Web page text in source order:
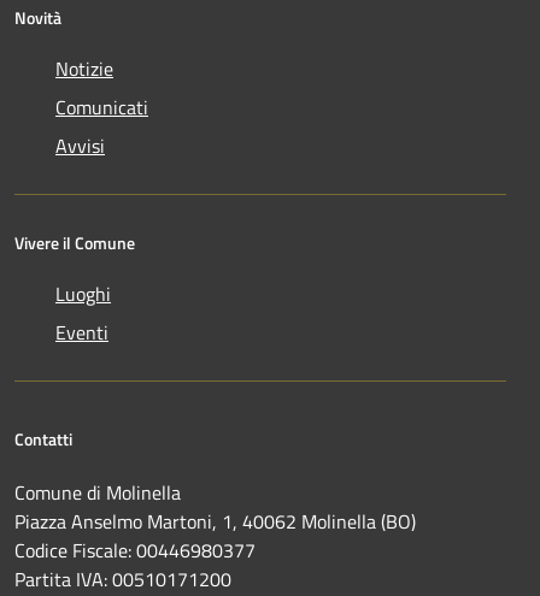
Novità
Notizie
Comunicati
Avvisi
Vivere il Comune
Luoghi
Eventi
Contatti
Comune di Molinella
Piazza Anselmo Martoni, 1, 40062 Molinella (BO)
Codice Fiscale: 00446980377
Partita IVA: 00510171200